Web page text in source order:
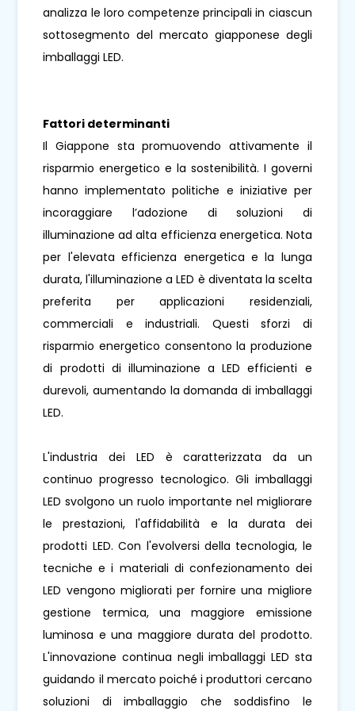
analizza le loro competenze principali in ciascun
sottosegmento del mercato giapponese degli
imballaggi LED.
Fattori determinanti
Il Giappone sta promuovendo attivamente il
risparmio energetico e la sostenibilità. I governi
hanno implementato politiche e iniziative per
incoraggiare l’adozione di soluzioni di
illuminazione ad alta efficienza energetica. Nota
per l'elevata efficienza energetica e la lunga
durata, l'illuminazione a LED è diventata la scelta
preferita per applicazioni residenziali,
commerciali e industriali. Questi sforzi di
risparmio energetico consentono la produzione
di prodotti di illuminazione a LED efficienti e
durevoli, aumentando la domanda di imballaggi
LED.
L'industria dei LED è caratterizzata da un
continuo progresso tecnologico. Gli imballaggi
LED svolgono un ruolo importante nel migliorare
le prestazioni, l'affidabilità e la durata dei
prodotti LED. Con l'evolversi della tecnologia, le
tecniche e i materiali di confezionamento dei
LED vengono migliorati per fornire una migliore
gestione termica, una maggiore emissione
luminosa e una maggiore durata del prodotto.
L'innovazione continua negli imballaggi LED sta
guidando il mercato poiché i produttori cercano
soluzioni di imballaggio che soddisfino le